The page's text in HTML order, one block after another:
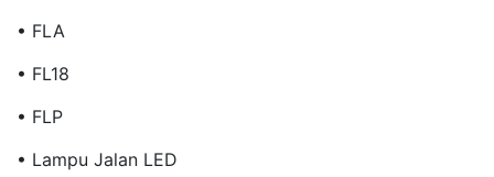
• FLA
• FL18
• FLP
• Lampu Jalan LED